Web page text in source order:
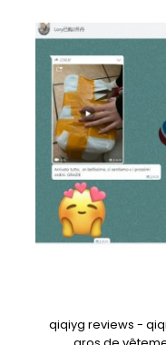
qiqiyg reviews -